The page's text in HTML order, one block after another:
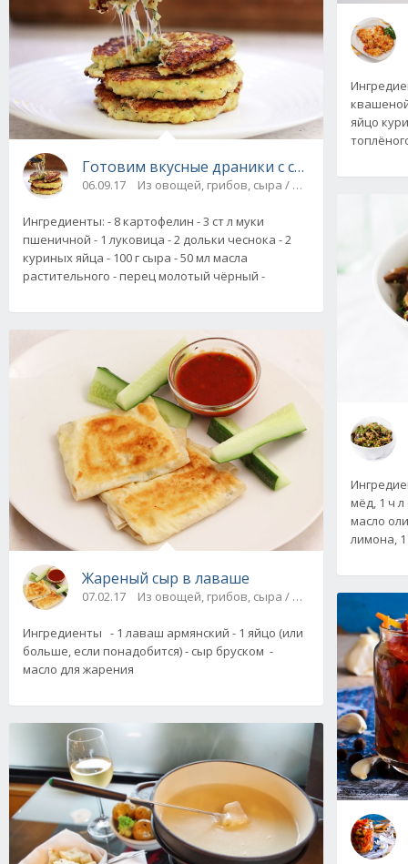
Готовим вкусные драники с сыром и
06.09.17 Из овощей, грибов, сыра / На скорую руку
Ингредиенты: - 8 картофелин - 3 ст л муки
пшеничной - 1 луковица - 2 дольки чеснока - 2
куриных яйца - 100 г сыра - 50 мл масла
растительного - перец молотый чёрный -
Жареный сыр в лаваше
07.02.17 Из овощей, грибов, сыра / На скорую руку
Ингредиенты - 1 лаваш армянский - 1 яйцо (или
больше, если понадобится) - сыр бруском -
масло для жарения
яйцо
мёд, 1 ч л
масло
лимона, 1